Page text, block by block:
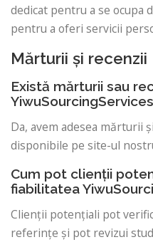
dedicat pentru a se ocupa
pentru a oferi servicii
Mărturii și recenzii
Există mărturii sau
Da, avem adesea mărturii
disponibile pe site-ul
Cum pot clienții
fiabilitatea
Clienții potențiali pot
referințe și pot revizui